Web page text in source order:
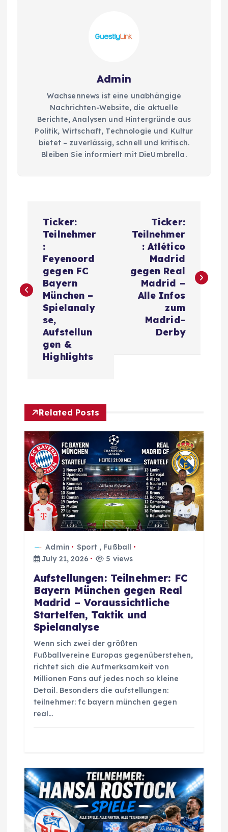
Admin
Wachsennews ist eine unabhängige
Nachrichten-Website, die aktuelle
Berichte, Analysen und Hintergründe aus
Politik, Wirtschaft, Technologie und Kultur
bietet – zuverlässig, schnell und kritisch.
Bleiben Sie informiert mit DieUmbrella.
t
g
a
t
o
n
Ticker:
Teilnehmer
:
Feyenoord
gegen FC
Bayern
München –
Spielanaly
se,
Aufstellun
gen &
Highlights
Ticker:
Teilnehmer
: Atlético
Madrid
gegen Real
Madrid –
Alle Infos
zum
Madrid-
Derby
Related Posts
Admin Sport, Fußball
July 21, 2026
5 views
Aufstellungen: Teilnehmer: FC
Bayern München gegen Real
Madrid – Voraussichtliche
Startelfen, Taktik und
Spielanalyse
Wenn sich zwei der größten
Fußballvereine Europas gegenüberstehen,
richtet sich die Aufmerksamkeit von
Millionen Fans auf jedes noch so kleine
Detail. Besonders die aufstellungen:
teilnehmer: fc bayern münchen gegen
real…